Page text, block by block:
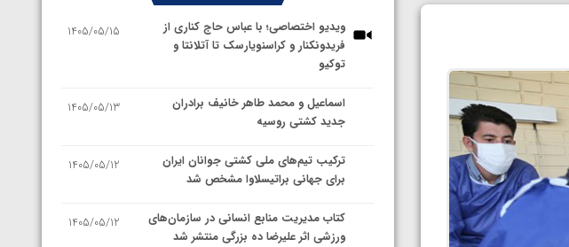
ویدیو اختصاصی؛ با عباس حاج کناری از
فریدونکنار و کراسنویارسک تا آتلانتا و
توکیو
1405/05/15
اسماعیل و محمد طاهر خانیف برادران
جدید کشتی روسیه
1405/05/13
ترکیب تیم‌های ملی کشتی جوانان ایران
برای جهانی براتیسلاوا مشخص شد
1405/05/12
کتاب مدیریت منابع انسانی در سازمان‌های
ورزشی اثر علیرضا ده بزرگی منتشر شد
1405/05/12